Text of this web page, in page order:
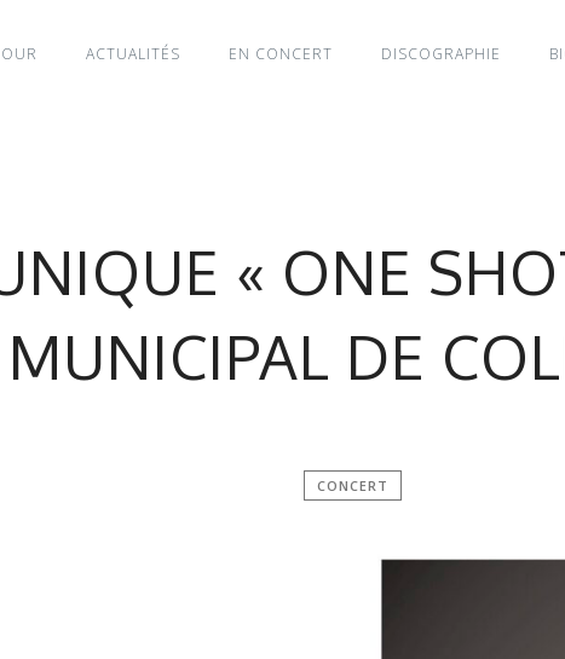
ACTUALITÉS EN CONCERT DISCOGRAPHIE
« ONE
MUNICIPAL DE
CONCERT